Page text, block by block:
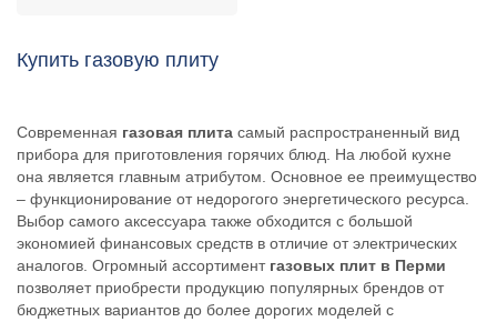
Купить газовую плиту
Современная газовая плита самый распространенный вид
прибора для приготовления горячих блюд. На любой кухне
она является главным атрибутом. Основное ее преимущество
– функционирование от недорогого энергетического ресурса.
Выбор самого аксессуара также обходится с большой
экономией финансовых средств в отличие от электрических
аналогов. Огромный ассортимент газовых плит в Перми
позволяет приобрести продукцию популярных брендов от
бюджетных вариантов до более дорогих моделей с